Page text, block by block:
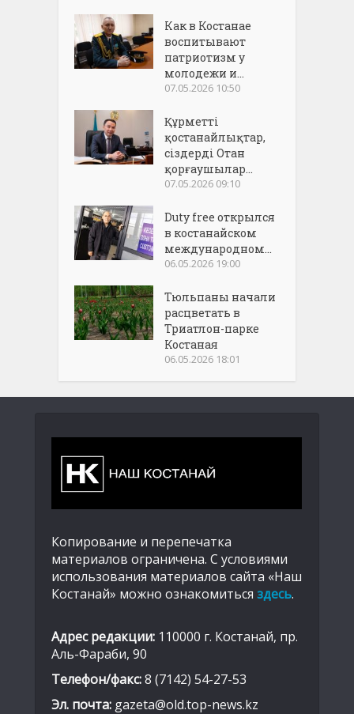
Как в Костанае
воспитывают
патриотизм у
молодежи и...
07.05.2026 10:50
Құрметті
қостанайлықтар,
сіздерді Отан
қорғаушылар...
07.05.2026 09:10
Duty free открылся
в костанайском
международном...
06.05.2026 19:00
Тюльпаны начали
расцветать в
Триатлон-парке
Костаная
06.05.2026 18:01
Копирование и перепечатка
материалов ограничена. С условиями
использования материалов сайта «Наш
Костанай» можно ознакомиться здесь.
Адрес редакции: 110000 г. Костанай, пр.
Аль-Фараби, 90
Телефон/факс:8 (7142) 54-27-53
Эл. почта: gazeta@old.top-news.kz